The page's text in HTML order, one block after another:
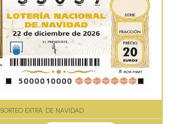
SORTEO EXTRA. DE NAVIDAD